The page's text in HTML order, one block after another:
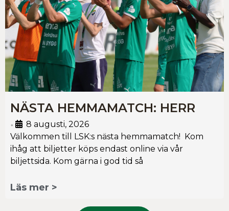
NÄSTA HEMMAMATCH: HERR
•
8 augusti, 2026
Välkommen till LSK:s nästa hemmamatch! Kom
ihåg att biljetter köps endast online via vår
biljettsida. Kom gärna i god tid så
Läs mer >